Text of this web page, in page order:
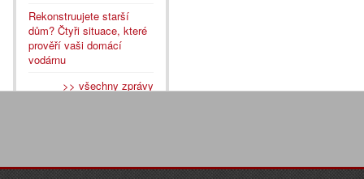
Rekonstruujete starší
dům? Čtyři situace, které
prověří vaši domácí
vodárnu
>> všechny zprávy